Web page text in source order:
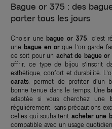
Bague or 375 : des
porter tous les jours
Choisir une bague or 375 , c’est
une bague en orque l’on garde
ce soit pour un achat de bague
offrir, ce type de bijou s’inscrit
esthétique, confort et durabilité.
carats, permet de profiter d’un
bonne tenue dans le temps. Une
adaptée si vous cherchez une
régulièrement, sans précautions
celles qui souhaitent acheter une
compatible avec un usage quotidien.